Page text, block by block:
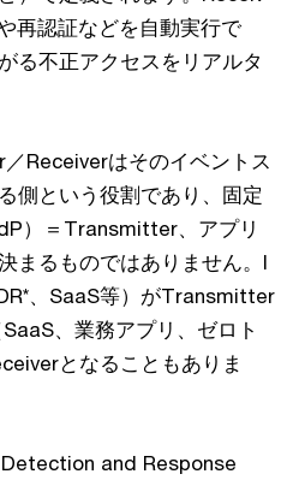
再認証などを自動実行で
る不正アクセスをリアルタ
Receiverはそのイベントス
側という役割であり、固定
）＝Transmitter、アプリ
まるものではありません。I
、SaaS等）がTransmitter
、業務アプリ、ゼロト
となることもありま
and Response